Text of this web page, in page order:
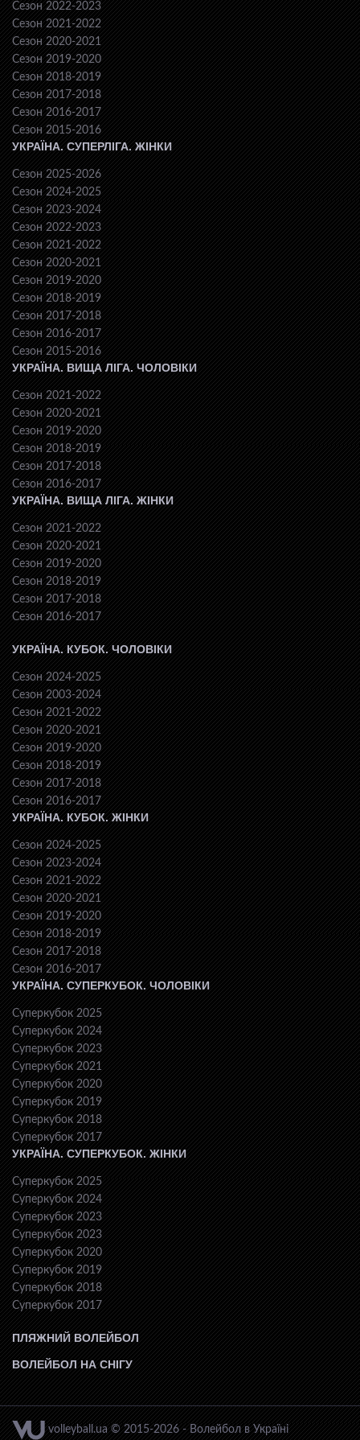
Сезон 2022-2023
Сезон 2021-2022
Сезон 2020-2021
Сезон 2019-2020
Сезон 2018-2019
Сезон 2017-2018
Сезон 2016-2017
Сезон 2015-2016
УКРАЇНА. СУПЕРЛІГА. ЖІНКИ
Сезон 2025-2026
Сезон 2024-2025
Сезон 2023-2024
Сезон 2022-2023
Сезон 2021-2022
Сезон 2020-2021
Сезон 2019-2020
Сезон 2018-2019
Сезон 2017-2018
Сезон 2016-2017
Сезон 2015-2016
УКРАЇНА. ВИЩА ЛІГА. ЧОЛОВІКИ
Сезон 2021-2022
Сезон 2020-2021
Сезон 2019-2020
Сезон 2018-2019
Сезон 2017-2018
Сезон 2016-2017
УКРАЇНА. ВИЩА ЛІГА. ЖІНКИ
Сезон 2021-2022
Сезон 2020-2021
Сезон 2019-2020
Сезон 2018-2019
Сезон 2017-2018
Сезон 2016-2017
УКРАЇНА. КУБОК. ЧОЛОВІКИ
Сезон 2024-2025
Сезон 2003-2024
Сезон 2021-2022
Сезон 2020-2021
Сезон 2019-2020
Сезон 2018-2019
Сезон 2017-2018
Сезон 2016-2017
УКРАЇНА. КУБОК. ЖІНКИ
Сезон 2024-2025
Сезон 2023-2024
Сезон 2021-2022
Сезон 2020-2021
Сезон 2019-2020
Сезон 2018-2019
Сезон 2017-2018
Сезон 2016-2017
УКРАЇНА. СУПЕРКУБОК. ЧОЛОВІКИ
Суперкубок 2025
Суперкубок 2024
Суперкубок 2023
Суперкубок 2021
Суперкубок 2020
Суперкубок 2019
Суперкубок 2018
Суперкубок 2017
УКРАЇНА. СУПЕРКУБОК. ЖІНКИ
Суперкубок 2025
Суперкубок 2024
Суперкубок 2023
Суперкубок 2023
Суперкубок 2020
Суперкубок 2019
Суперкубок 2018
Суперкубок 2017
ПЛЯЖНИЙ ВОЛЕЙБОЛ
ВОЛЕЙБОЛ НА СНІГУ
volleyball.ua © 2015-2026 - Волейбол в Україні